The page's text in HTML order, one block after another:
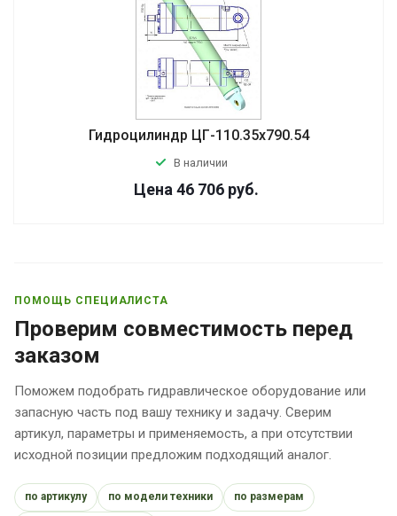
Гидроцилиндр ЦГ-110.35х790.54
В наличии
Цена 46 706 руб.
ПОМОЩЬ СПЕЦИАЛИСТА
Проверим совместимость перед
заказом
Поможем подобрать гидравлическое оборудование или
запасную часть под вашу технику и задачу. Сверим
артикул, параметры и применяемость, а при отсутствии
исходной позиции предложим подходящий аналог.
по артикулу по модели техники по размерам